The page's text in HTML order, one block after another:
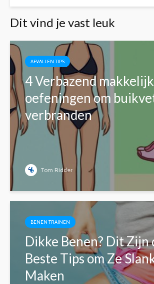
Dit vind je vast leuk
AFVALLEN TIPS
4 Verbazend
oefeningen om
verbranden
Tom Ridder
BENEN TRAINEN
Dikke Benen? Dit Zijn
Beste Tips om Ze
Maken